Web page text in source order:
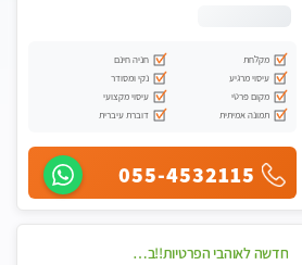
מקלחת
חניה חינם
עיסוי מרגיע
נקי ומסודר
מקום פרטי
עיסוי מקצועי
תמונה אמיתית
דוברת עיברית
055-4532115
חדשה לאוהבי הפרטיות!!בראשון לציון! מעסה vip מפנקת בקליניקה פרטית לחלוטין!!! לבד! לרציניים בלבד! מומלץ!